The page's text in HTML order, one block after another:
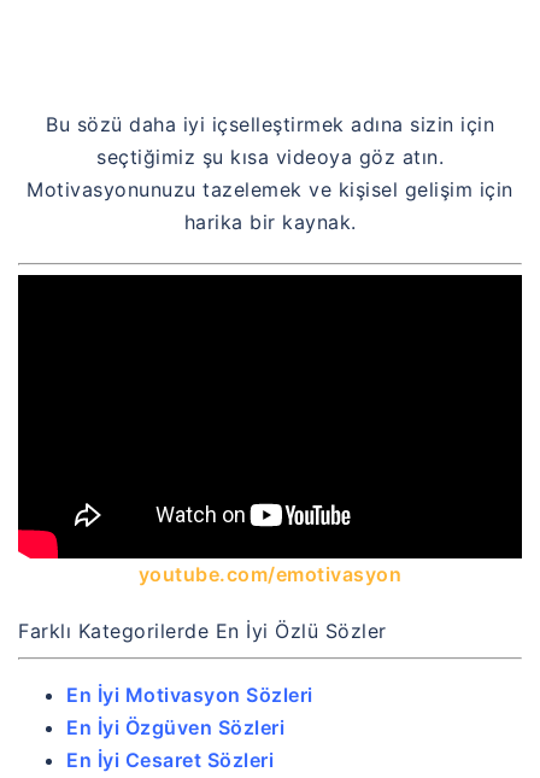
Bu sözü daha iyi içselleştirmek adına sizin için
seçtiğimiz şu kısa videoya göz atın.
Motivasyonunuzu tazelemek ve kişisel gelişim için
harika bir kaynak.
youtube.com/emotivasyon
Farklı Kategorilerde En İyi Özlü Sözler
En İyi Motivasyon Sözleri
En İyi Özgüven Sözleri
En İyi Cesaret Sözleri